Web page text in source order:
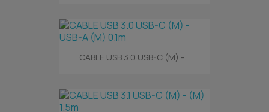
CABLE USB 3.0 USB-C (M) -...